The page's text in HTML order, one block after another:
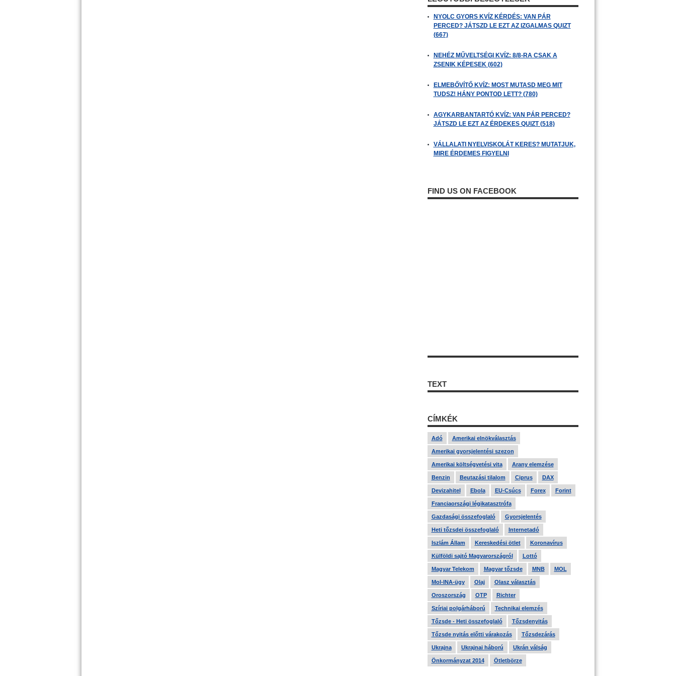
NYOLC GYORS KVÍZ KÉRDÉS: VAN PÁR
PERCED? JÁTSZD LE EZT AZ IZGALMAS QUIZT
(667)
NEHÉZ MŰVELTSÉGI KVÍZ: 8/8-RA CSAK A
ZSENIK KÉPESEK (602)
ELMEBŐVÍTŐ KVÍZ: MOST MUTASD MEG MIT
TUDSZ! HÁNY PONTOD LETT? (780)
AGYKARBANTARTÓ KVÍZ: VAN PÁR PERCED?
JÁTSZD LE EZT AZ ÉRDEKES QUIZT (518)
VÁLLALATI NYELVISKOLÁT KERES? MUTATJUK,
MIRE ÉRDEMES FIGYELNI
FIND US ON FACEBOOK
TEXT
CÍMKÉK
Adó Amerikai elnökválasztás
Amerikai gyorsjelentési szezon
Amerikai költségvetési vita Arany elemzése
Benzin Beutazási tilalom Ciprus DAX
Devizahitel Ebola EU-Csúcs Forex Forint
Franciaországi légikatasztrófa
Gazdasági összefoglaló Gyorsjelentés
Heti tőzsdei összefoglaló Internetadó
Iszlám Állam Kereskedési ötlet Koronavírus
Külföldi sajtó Magyarországról Lottó
Magyar Telekom Magyar tőzsde MNB MOL
Mol-INA-ügy Olaj Olasz választás
Oroszország OTP Richter
Szíriai polgárháború Technikai elemzés
Tőzsde - Heti összefoglaló Tőzsdenyitás
Tőzsde nyitás előtti várakozás Tőzsdezárás
Ukrajna Ukrajnai háború Ukrán válság
Önkormányzat 2014 Ötletbörze